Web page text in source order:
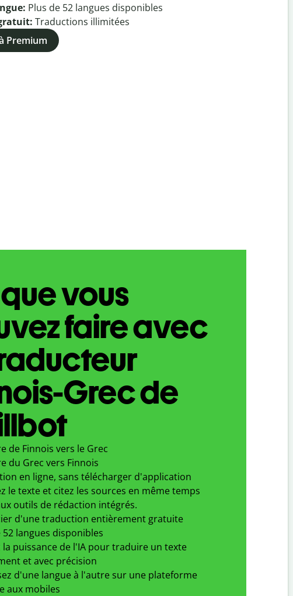
Plus de 52 langues disponibles
Traductions illimitées
Premium
vous
faire avec
Grec de
de Finnois vers le Grec
du Grec vers Finnois
en ligne, sans télécharger d'application
le texte et citez les sources en même temps
outils de rédaction intégrés.
d'une traduction entièrement gratuite
52 langues disponibles
la puissance de l'IA pour traduire un texte
et avec précision
d'une langue à l'autre sur une plateforme
aux mobiles